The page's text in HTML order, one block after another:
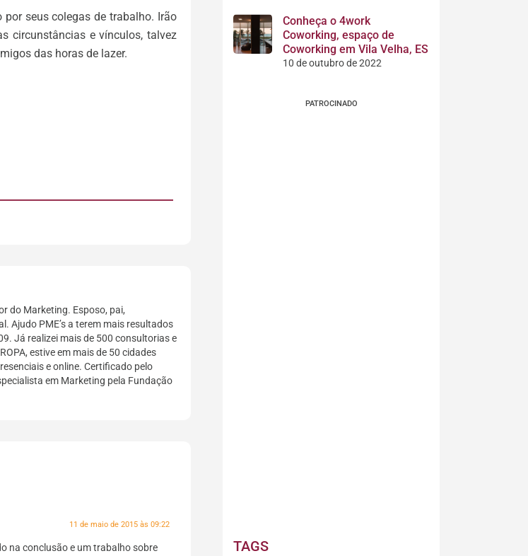
seus colegas de trabalho. Irão
circunstâncias e vínculos, talvez
das horas de lazer.
do Marketing. Esposo, pai,
Ajudo PME’s a terem mais resultados
Já realizei mais de 500 consultorias e
estive em mais de 50 cidades
e online. Certificado pelo
em Marketing pela Fundação
11 de maio de 2015 às 09:22
na conclusão e um trabalho sobre
Conheça o 4work
Coworking, espaço de
Coworking em Vila Velha, ES
10 de outubro de 2022
PATROCINADO
TAGS